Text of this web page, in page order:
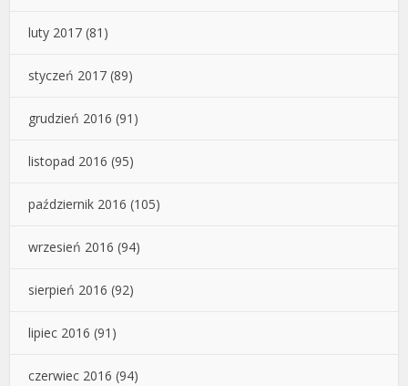
luty 2017 (81)
styczeń 2017 (89)
grudzień 2016 (91)
listopad 2016 (95)
październik 2016 (105)
wrzesień 2016 (94)
sierpień 2016 (92)
lipiec 2016 (91)
czerwiec 2016 (94)